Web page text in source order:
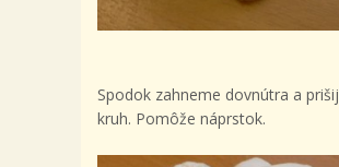
Spodok zahneme dovnútra a
kruh. Pomôže náprstok.